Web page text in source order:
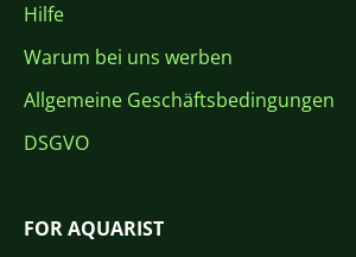
Hilfe
Warum bei uns werben
Allgemeine Geschäftsbedingungen
DSGVO
FOR AQUARIST